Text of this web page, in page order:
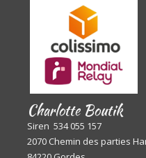
Charlotte Boutik
Siren 534 055 157
2070 Chemin des parties